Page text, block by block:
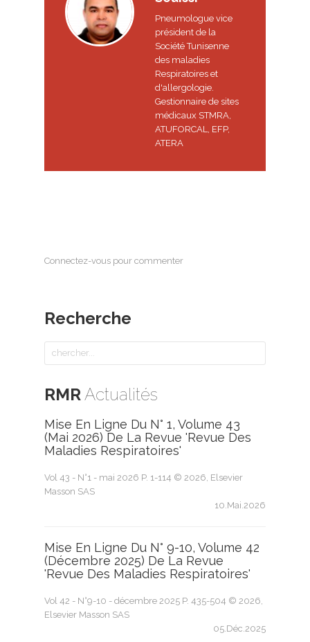
Pneumologue vice
président de la
Société Tunisenne
des maladies
Respiratoires et
d'allergologie.
Gestionnaire de sites
médicaux STMRA,
ATUFORCAL, EFP,
ATERA
Connectez-vous pour commenter
Recherche
RMRActualités
Mise En Ligne Du N° 1, Volume 43
(mai 2026) De La Revue 'Revue Des
Maladies Respiratoires'
Vol 43 - N°1 - mai 2026 P. 1-114 © 2026, Elsevier
Masson SAS
10.Mai.2026
Mise En Ligne Du N° 9-10, Volume 42
(décembre 2025) De La Revue
'Revue Des Maladies Respiratoires'
Vol 42 - N°9-10 - décembre 2025 P. 435-504 © 2026,
Elsevier Masson SAS
05.Déc.2025